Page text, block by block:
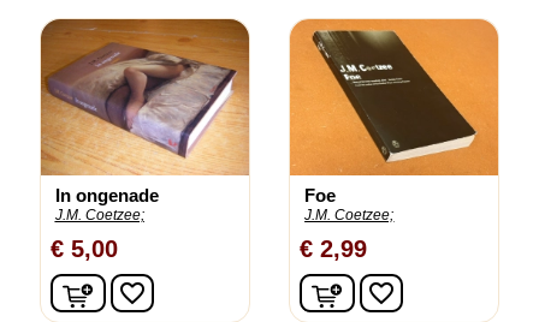
In ongenade
J.M. Coetzee;
€ 5,00
In winkelwagen
favorite_border
Foe
J.M. Coetzee;
€ 2,99
In winkelwagen
favorite_border